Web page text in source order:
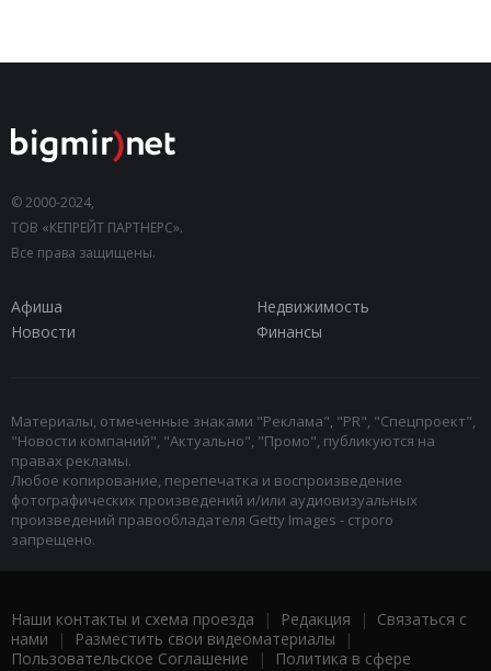
© 2000-2024,
ТОВ «КЕПРЕЙТ ПАРТНЕРС».
Все права защищены.
Афиша
Недвижимость
Новости
Финансы
Материалы, отмеченные знаками "Реклама", "PR", "Спецпроект",
"Новости компаний", "Актуально", "Промо", публикуются на
правах рекламы.
Любое копирование, перепечатка и воспроизведение
фотографических произведений и/или аудиовизуальных
произведений правообладателя Getty Images - строго
запрещено.
Наши контакты и схема проезда | Редакция | Связаться с
нами | Разместить свои видеоматериалы |
Пользовательское Соглашение |
Политика в сфере